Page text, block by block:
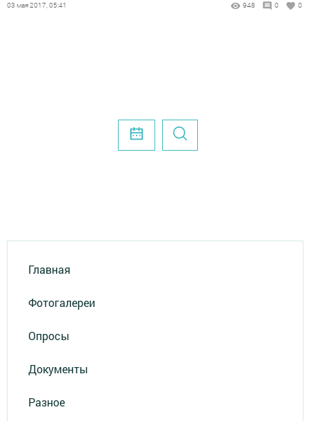
03 мая 2017, 05:41 948 0 0
Главная
Фотогалереи
Опросы
Документы
Разное